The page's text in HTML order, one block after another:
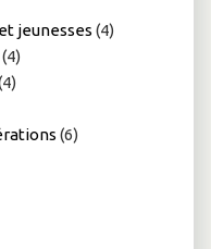
jeunesses (4)
(4)
(6)